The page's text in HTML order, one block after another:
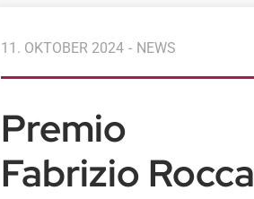
11. OKTOBER 2024 - NEWS
Premio
Fabrizio Rocca